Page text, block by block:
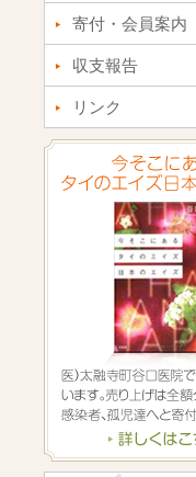
寄付・会員案内
収支報告
リンク